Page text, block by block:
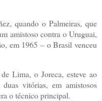
quando o Palmeiras, que
amistoso contra o Uruguai,
em 1965 – o Brasil venceu
Lima, o Joreca, esteve ao
vitórias, em amistosos
o técnico principal.